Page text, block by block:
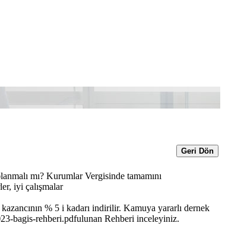
Geri Dön
mı? Kurumlar Vergisinde tamamını
iyi çalışmalar
% 5 i kadarı indirilir. Kamuya yararlı dernek
bagis-rehberi.pdfulunan Rehberi inceleyiniz.